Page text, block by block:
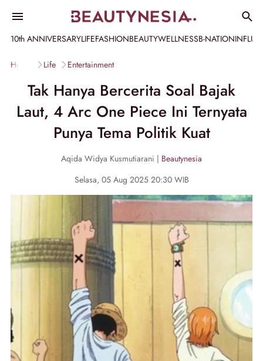
10th ANNIVERSARYLIFEFASHIONBEAUTYWELLNESSB-NATION
Home Life Entertainment
Tak Hanya Bercerita Soal Bajak
Laut, 4 Arc One Piece Ini Ternyata
Punya Tema Politik Kuat
Aqida Widya Kusmutiarani | Beautynesia
Selasa, 05 Aug 2025 20:30 WIB